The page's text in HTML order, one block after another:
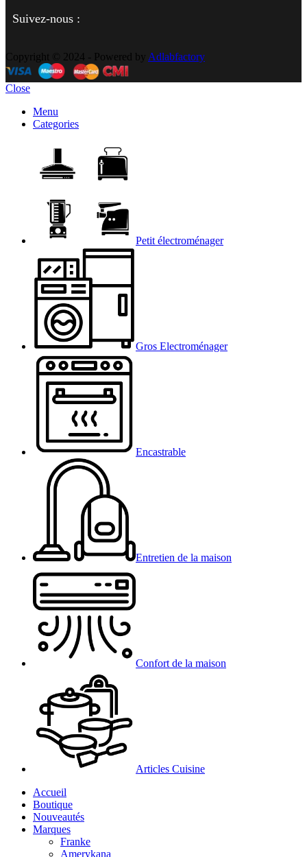
Suivez-nous :
Copyright © 2024 - Powered by Adlabfactory
Close
Menu
Categories
Petit électroménager
Gros Electroménager
Encastrable
Entretien de la maison
Confort de la maison
Articles Cuisine
Accueil
Boutique
Nouveautés
Marques
Franke
Amerykana